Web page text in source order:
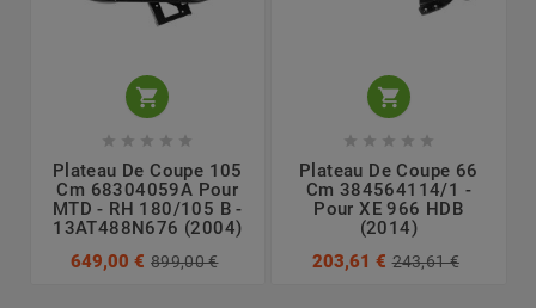

    
Plateau De Coupe 105
Cm 68304059A Pour
MTD - RH 180/105 B -
13AT488N676 (2004)
649,00 € 899,00 €

    
Plateau De Coupe 66
Cm 384564114/1 -
Pour XE 966 HDB
(2014)
203,61 € 243,61 €